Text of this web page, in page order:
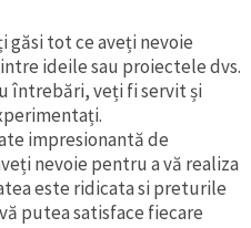
tot ce aveți nevoie
ideile sau proiectele dvs.
întrebări, veți fi servit și
impresionantă de
nevoie pentru a vă realiza
este ridicata si preturile
putea satisface fiecare